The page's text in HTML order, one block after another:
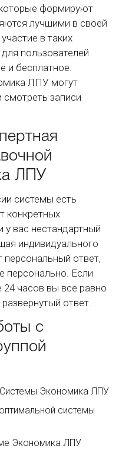
формируют
лучшими в своей
в таких
пользователей
и бесплатное.
ЛПУ могут
записи
ЛПУ
системы есть
конкретных
у вас нестандартный
индивидуального
персональный ответ,
персонально. Если
часов вы все равно
ответ.
с
Экономика ЛПУ
системы
Экономика ЛПУ